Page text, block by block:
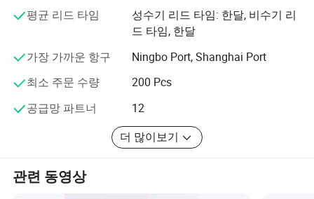
및 기존 고객을 진심으로 환영하며 공장을 방문하여 장기
적인 비즈니스 관계와 공통의 선심성을 확립하길 바랍니
평균 리드 타임
성수기 리드 타임: 한달, 비수기 리
드 타임, 한달
가장 가까운 항구
Ningbo Port, Shanghai Port
최소 주문 수량
200 Pcs
공급망 파트너
12
더 많이보기
관련 동영상